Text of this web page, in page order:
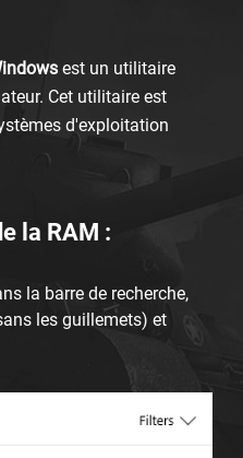
est un utilitaire
Cet utilitaire est
d'exploitation
la RAM :
la barre de recherche,
les guillemets) et